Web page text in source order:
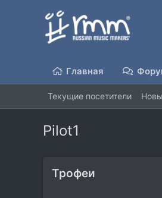
Главная
Текущие посетители
Pilot1
Трофеи